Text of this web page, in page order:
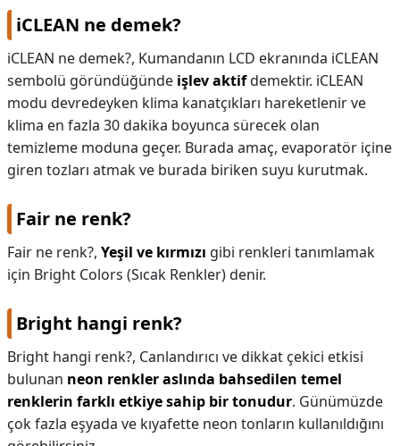
iCLEAN ne demek?
iCLEAN ne demek?, Kumandanın LCD ekranında iCLEAN
sembolü göründüğünde işlev aktifdemektir. iCLEAN
modu devredeyken klima kanatçıkları hareketlenir ve
klima en fazla 30 dakika boyunca sürecek olan
temizleme moduna geçer. Burada amaç, evaporatör içine
giren tozları atmak ve burada biriken suyu kurutmak.
Fair ne renk?
Fair ne renk?, Yeşil ve kırmızı gibi renkleri tanımlamak
için Bright Colors (Sıcak Renkler) denir.
Bright hangi renk?
Bright hangi renk?, Canlandırıcı ve dikkat çekici etkisi
bulunan neon renkler aslında bahsedilen temel
renklerin farklı etkiye sahip bir tonudur. Günümüzde
çok fazla eşyada ve kıyafette neon tonların kullanıldığını